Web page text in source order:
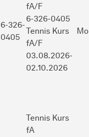
6-326-
0405
fA/F
6-326-0405
Tennis Kurs
fA/F
03.08.2026-
02.10.2026
Mo
Tennis Kurs
fA